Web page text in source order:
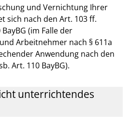
und Vernichtung Ihrer
sich nach den Art. 103 ff.
(im Falle der
Arbeitnehmer nach § 611a
Anwendung nach den
Art. 110 BayBG).
unterrichtendes